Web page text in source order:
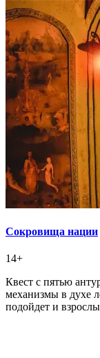
Сокровища нации
14+
Квест с пятью
механизмы в духе
подойдет и